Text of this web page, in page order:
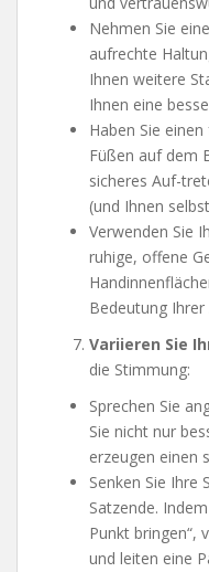
Nehmen Sie
aufrechte
Ihnen weitere
Ihnen eine
Haben Sie
Füßen auf dem
sicheres Auf-
(und Ihnen
Verwenden Sie
ruhige, offene
Bedeutung Ihrer
Variieren Sie
die Stimmung:
Sprechen Sie
Sie nicht nur
erzeugen einen
Senken Sie Ihre
Satzende.
Punkt bringen“,
und leiten eine